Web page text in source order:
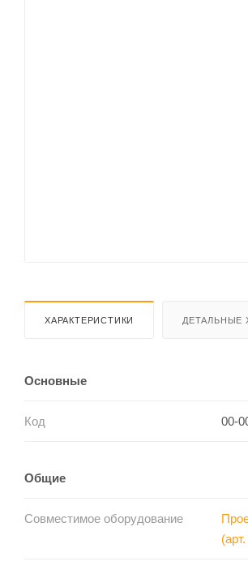
ХАРАКТЕРИСТИКИ ДЕТАЛЬНЫЕ
Основные
Код 00-
Общие
Совместимое оборудование